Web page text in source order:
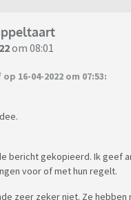
om 08:01
16-04-2022 om 07:53:
bericht gekopieerd. Ik geef
voor of met hun regelt.
zeer zeker niet. Ze